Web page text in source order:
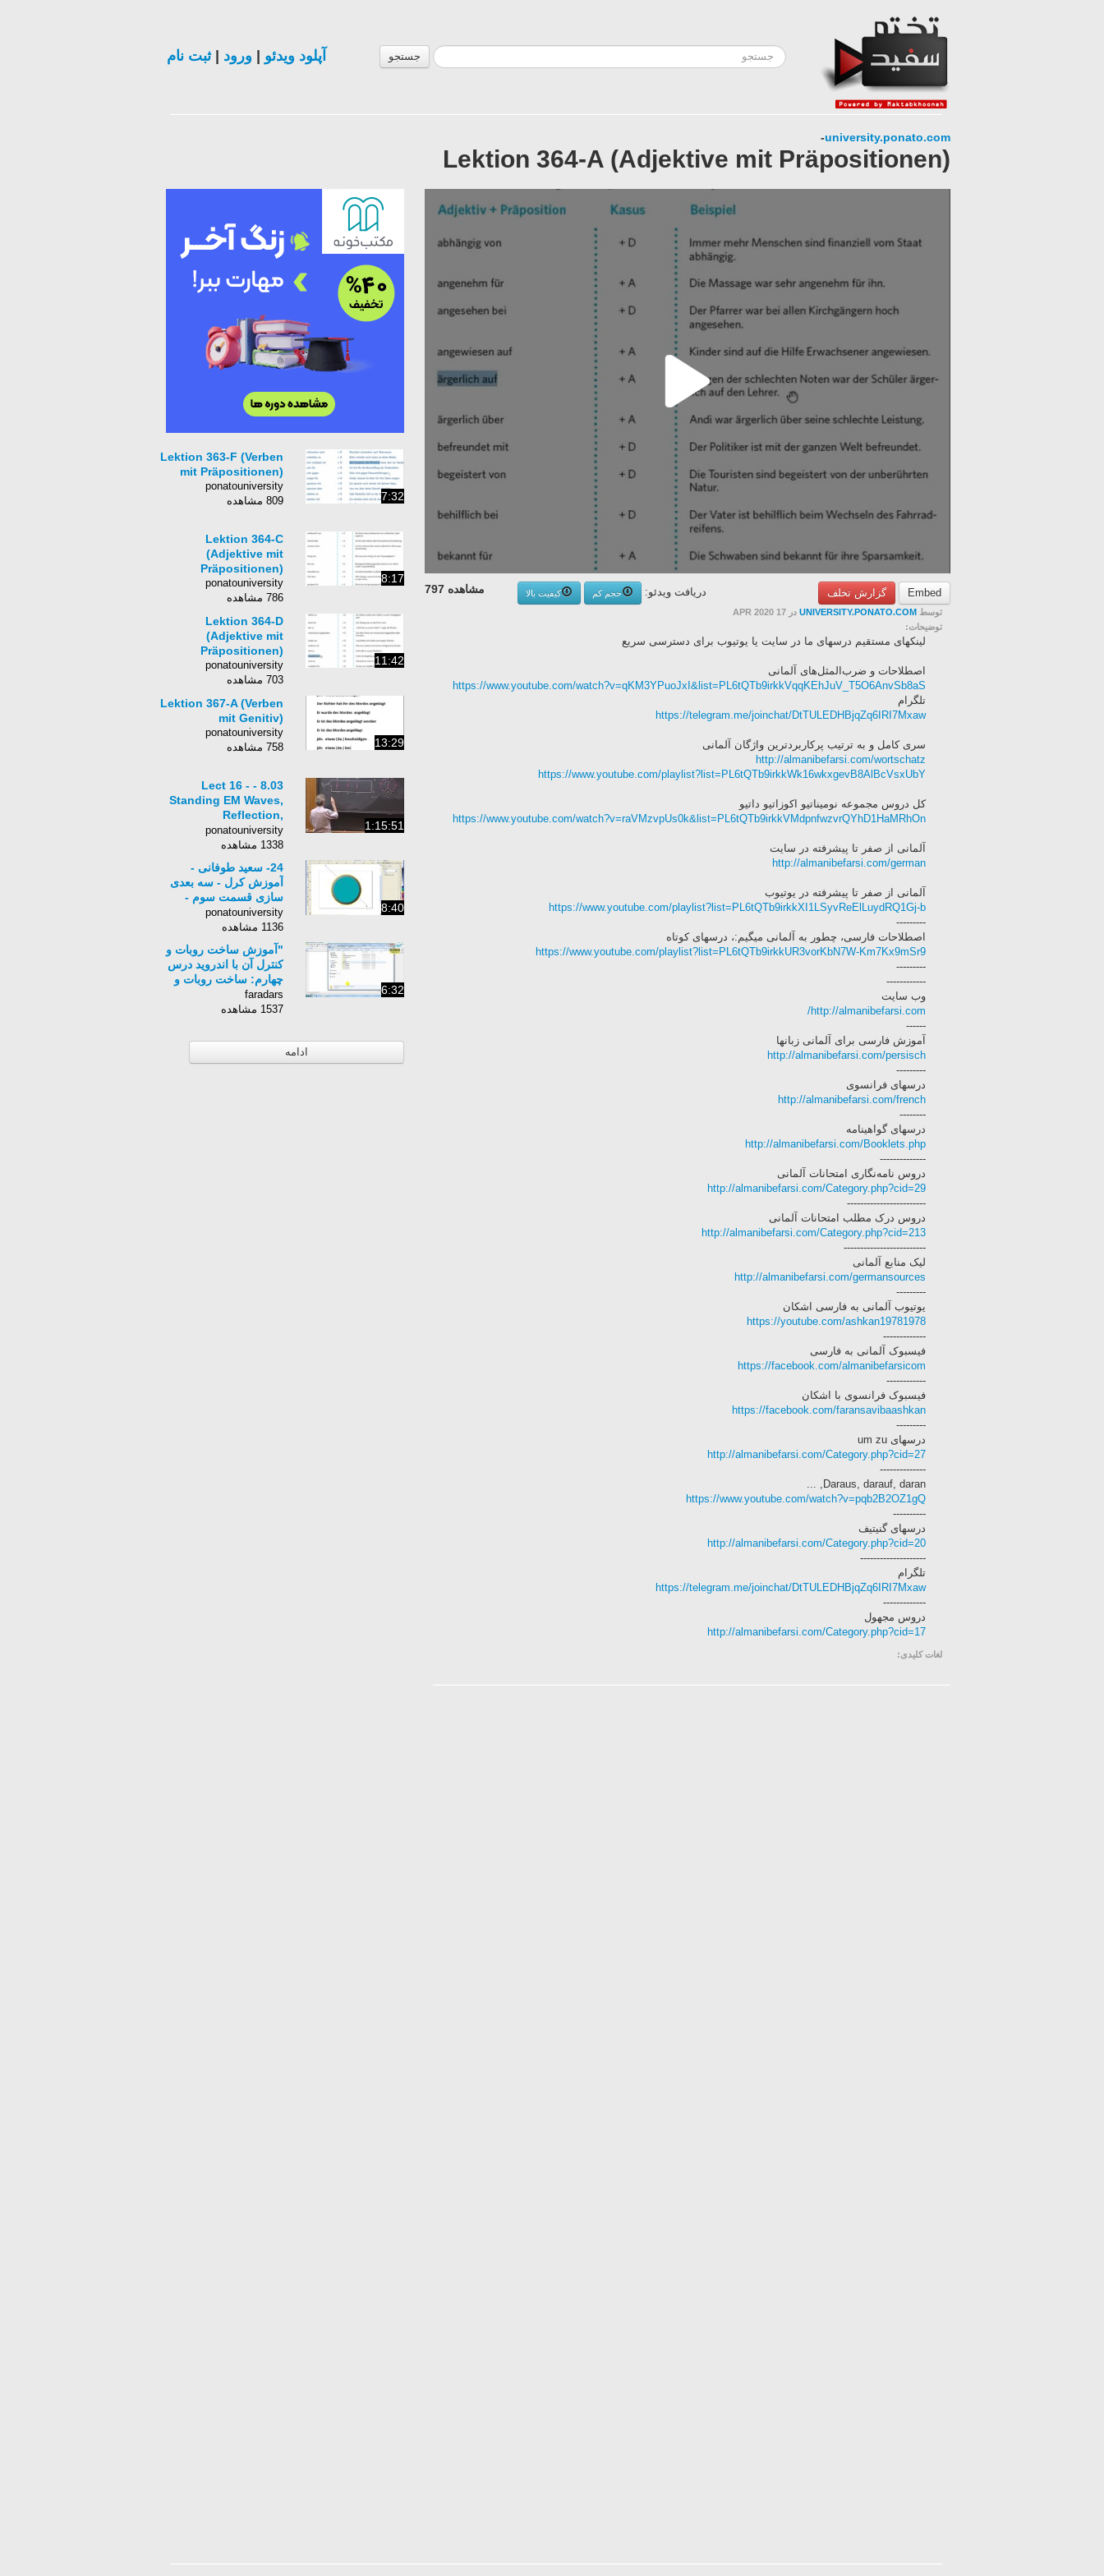
جستجو آپلود ویدئو ورود |ثبت نام
university.ponato.com
-
Lektion 364-A (Adjektive mit Präpositionen)
Embed گزارش تخلف مشاهده 797 دریافت ویدئو: حجم کم
کیفیت بالا
توسط UNIVERSITY.PONATO.COM در 17 APR 2020
توضیحات:
لینکهای مستقیم درسهای ما در سایت یا یوتیوب برای دسترسی‌ سریع
اصطلاحات و ضرب‌المثل‌های آلمانی‌
https://www.youtube.com/watch?v=qKM3YPuoJxI&list=PL6tQTb9irkkVqqKEhJuV_T5O6AnvSb8aS
تلگرام
https://telegram.me/joinchat/DtTULEDHBjqZq6IRI7Mxaw
سری کامل و به ترتیب پرکاربردترین واژگان آلمانی‌
http://almanibefarsi.com/wortschatz
https://www.youtube.com/playlist?list=PL6tQTb9irkkWk16wkxgevB8AlBcVsxUbY
کل دروس مجموعه نومیناتیو اکوزاتیو داتیو
https://www.youtube.com/watch?v=raVMzvpUs0k&list=PL6tQTb9irkkVMdpnfwzvrQYhD1HaMRhOn
آلمانی‌ از صفر تا پیشرفته در سایت
http://almanibefarsi.com/german
آلمانی‌ از صفر تا پیشرفته در یوتیوب
https://www.youtube.com/playlist?list=PL6tQTb9irkkXI1LSyvReElLuydRQ1Gj-b
---------
اصطلاحات فارسی، چطور به آلمانی‌ میگیم:، درسهای کوتاه
https://www.youtube.com/playlist?list=PL6tQTb9irkkUR3vorKbN7W-Km7Kx9mSr9
---------
------------
وب سایت
http://almanibefarsi.com/
------
آموزش فارسی برای آلمانی‌ زبانها
http://almanibefarsi.com/persisch
---------
درسهای فرانسوی
http://almanibefarsi.com/french
--------
درسهای گواهینامه
http://almanibefarsi.com/Booklets.php
--------------
دروس نامه‌نگاری امتحانات آلمانی‌
http://almanibefarsi.com/Category.php?cid=29
------------------------
دروس درک مطلب امتحانات آلمانی‌
http://almanibefarsi.com/Category.php?cid=213
-------------------------
لیک منابع آلمانی‌
http://almanibefarsi.com/germansources
---------
یوتیوب آلمانی‌ به فارسی اشکان
https://youtube.com/ashkan19781978
-------------
فیسبوک آلمانی‌ به فارسی
https://facebook.com/almanibefarsicom
------------
فیسبوک فرانسوی با اشکان
https://facebook.com/faransavibaashkan
---------
درسهای um zu
http://almanibefarsi.com/Category.php?cid=27
--------------
Daraus, darauf, daran, ...
https://www.youtube.com/watch?v=pqb2B2OZ1gQ
----------
درسهای گنیتیف
http://almanibefarsi.com/Category.php?cid=20
--------------------
تلگرام
https://telegram.me/joinchat/DtTULEDHBjqZq6IRI7Mxaw
-------------
دروس مجهول
http://almanibefarsi.com/Category.php?cid=17
لغات کلیدی:
7:32
Lektion 363-F (Verben
mit Präpositionen)
ponatouniversity
809 مشاهده
8:17
Lektion 364-C
(Adjektive mit
Präpositionen)
ponatouniversity
786 مشاهده
11:42
Lektion 364-D
(Adjektive mit
Präpositionen)
ponatouniversity
703 مشاهده
13:29
Lektion 367-A (Verben
mit Genitiv)
ponatouniversity
758 مشاهده
1:15:51
8.03 - Lect 16 -
Standing EM Waves,
Reflection,
Transmission Lines,
Rad. Pressure
ponatouniversity
1338 مشاهده
8:40
24- سعید طوفانی -
آموزش کرل - سه بعدی
سازی قسمت سوم -
گرافیک - Corel Draw
ponatouniversity
1136 مشاهده
6:32
"آموزش ساخت روبات و
کنترل آن با اندروید درس
چهارم: ساخت روبات و
شبیه سازی در پروتئوس
(ت)"
faradars
1537 مشاهده
ادامه